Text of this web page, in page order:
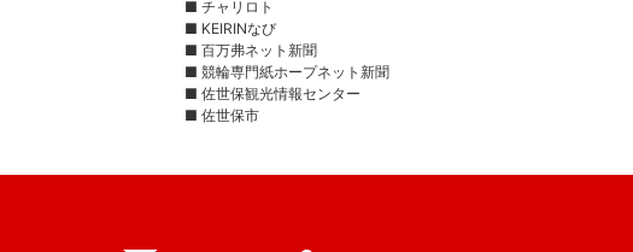
■ チャリロト
■ KEIRINなび
■ 百万弗ネット新聞
■ 競輪専門紙ホープネット新聞
■ 佐世保観光情報センター
■ 佐世保市